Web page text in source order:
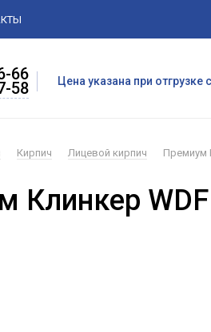
66
58 Цена указана при
Кирпич Лицевой кирпич Премиум
Клинкер